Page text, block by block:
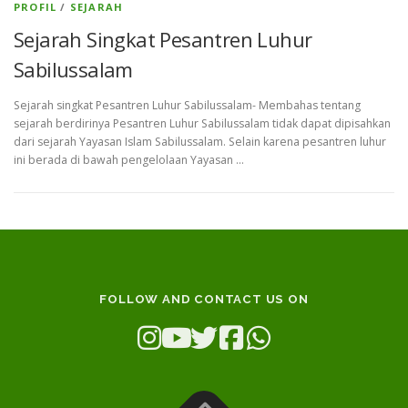
PROFIL / SEJARAH
Sejarah Singkat Pesantren Luhur
Sabilussalam
Sejarah singkat Pesantren Luhur Sabilussalam- Membahas tentang
sejarah berdirinya Pesantren Luhur Sabilussalam tidak dapat dipisahkan
dari sejarah Yayasan Islam Sabilussalam. Selain karena pesantren luhur
ini berada di bawah pengelolaan Yayasan …
FOLLOW AND CONTACT US ON